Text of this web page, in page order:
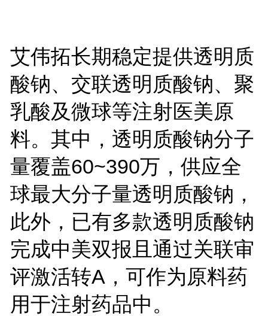
艾伟拓长期稳定提供透明质
酸钠、交联透明质酸钠、聚
乳酸及微球等注射医美原
料。其中，透明质酸钠分子
量覆盖60~390万，供应全
球最大分子量透明质酸钠，
此外，已有多款透明质酸钠
完成中美双报且通过关联审
评激活转A，可作为原料药
用于注射药品中。